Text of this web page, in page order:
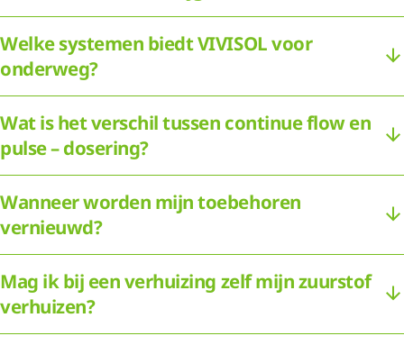
Welke systemen biedt VIVISOL voor
onderweg?
Wat is het verschil tussen continue flow en
pulse – dosering?
Wanneer worden mijn toebehoren
vernieuwd?
Mag ik bij een verhuizing zelf mijn zuurstof
verhuizen?